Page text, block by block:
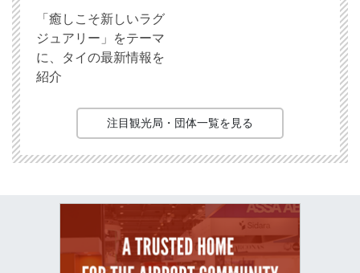
「癒しこそ新しいラグ
ジュアリー」をテーマ
に、タイの最新情報を
紹介
注目観光局・団体一覧を見る